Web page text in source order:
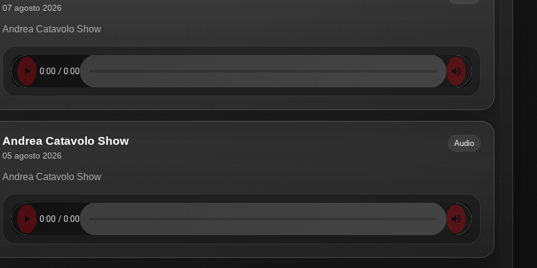
07 agosto 2026
Andrea Catavolo Show
Andrea Catavolo Show
05 agosto 2026
Audio
Andrea Catavolo Show